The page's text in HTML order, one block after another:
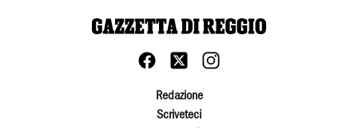
Redazione
Scriveteci